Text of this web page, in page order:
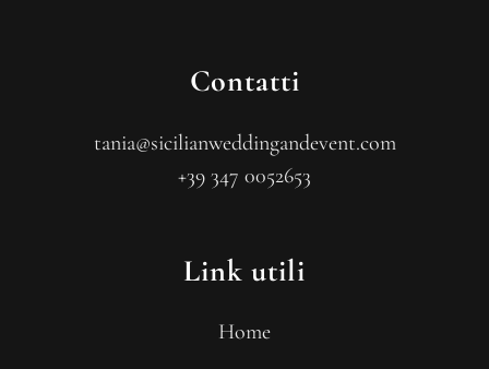
Contatti
tania@sicilianweddingandevent.com
+39 347 0052653
Link utili
Home